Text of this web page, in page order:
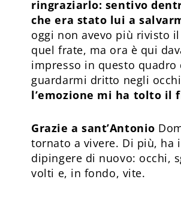
ringraziarlo: sentivo
che era stato lui a
oggi non avevo più rivisto
quel frate, ma ora è qui
impresso in questo quadro
guardarmi dritto negli
l’emozione mi ha tolto il
Grazie a sant’Antonio
tornato a vivere. Di più, ha
dipingere di nuovo: occhi,
volti e, in fondo, vite.